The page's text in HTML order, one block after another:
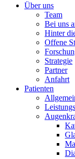
Über uns
Team
Bei uns
Hinter
Offene
Strategie
Partner
Anfahrt
Patienten